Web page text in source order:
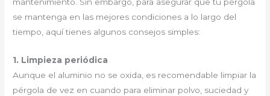
se mantenga en las mejores condiciones a lo largo del
tiempo, aquí tienes algunos consejos simples:
1. Limpieza periódica
Aunque el aluminio no se oxida, es recomendable limpiar la
pérgola de vez en cuando para eliminar polvo, suciedad y